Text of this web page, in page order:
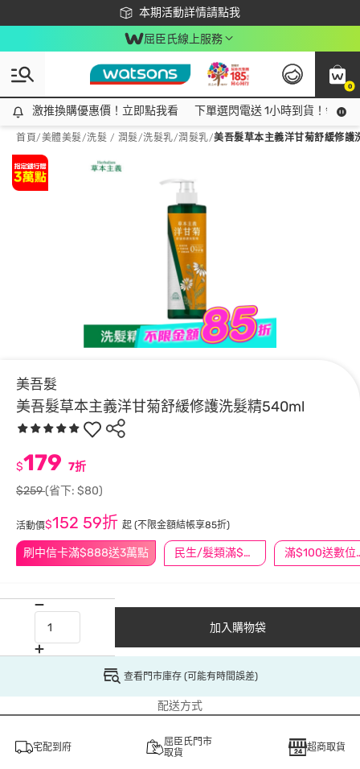
本期活動詳情請點我
下載app最高回饋$350
屈臣氏線上服務
0
激推換購優惠價！立即點我看
激推換購優惠價！立即點我看 下單選閃電送 1小時到貨！領神
首頁/美體美髮/洗髮 / 潤髮/洗髮乳/潤髮乳/美吾髮草本主義洋甘菊舒緩修
美吾髮
美吾髮草本主義洋甘菊舒緩修護洗髮精540ml
刷中信卡滿$888送3萬點 民生/髮類滿$388送舒潔冰巾 滿
$179 7折
$259(省下: $80)
活動價$152 59折 起 (不限金額結帳享85折)
加入購物袋
查看門市庫存 (可能有時間誤差)
配送方式
宅配到府
屈臣氏門市
取貨
超商取貨